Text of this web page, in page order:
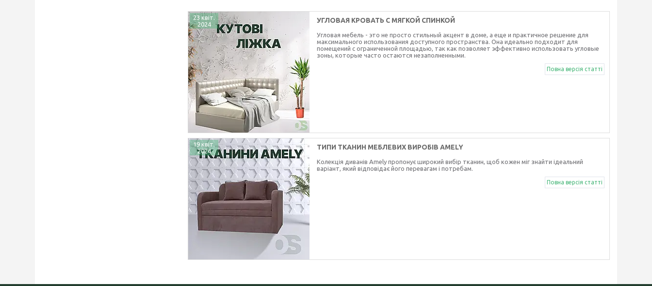
23 квіт.
2024
УГЛОВАЯ КРОВАТЬ С МЯГКОЙ СПИНКОЙ
Угловая мебель - это не просто стильный акцент в доме, а еще и практичное решение для
максимального использования доступного пространства. Она идеально подходит для
помещений с ограниченной площадью, так как позволяет эффективно использовать угловые
зоны, которые часто остаются незаполненными.
Повна версія статті
19 квіт.
2024
ТИПИ ТКАНИН МЕБЛЕВИХ ВИРОБІВ AMELY
Колекція диванів Amely пропонує широкий вибір тканин, щоб кожен міг знайти ідеальний
варіант, який відповідає його перевагам і потребам.
Повна версія статті